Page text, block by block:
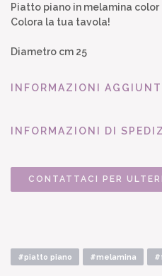
Piatto piano in melamina color
Colora la tua tavola!
Diametro cm 25
INFORMAZIONI
INFORMAZIONI DI
CONTATTACI PER
#piatto piano #melamina